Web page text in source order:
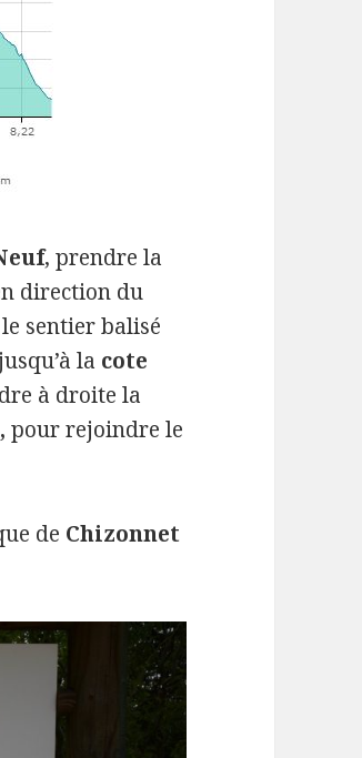
, prendre la
direction du
sentier balisé
la cote
à droite la
pour rejoindre le
de Chizonnet